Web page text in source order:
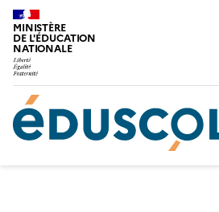
Gestion de vos préférences sur les
MINISTÈRE
DE L'ÉDUCATION
NATIONALE